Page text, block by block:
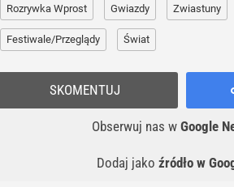
Rozrywka Wprost Gwiazdy Zwiastuny
Festiwale/Przeglądy Świat
Obserwuj nas w Google
Dodaj jako źródło w
SKOMENTUJ